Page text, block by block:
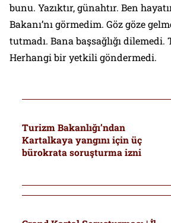
bunu. Yazıktır, günahtır. Ben
Bakanı’nı görmedim. Göz göze
tutmadı. Bana başsağlığı dilemedi.
Herhangi bir yetkili göndermedi.
Turizm Bakanlığı’ndan
Kartalkaya yangını için üç
bürokrata soruşturma izni